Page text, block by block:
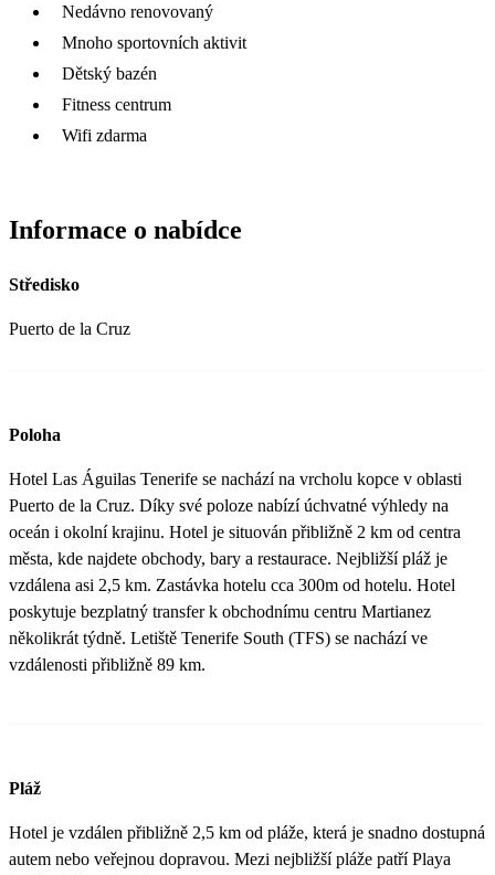
Nedávno renovovaný
Mnoho sportovních aktivit
Dětský bazén
Fitness centrum
Wifi zdarma
Informace o nabídce
Středisko
Puerto de la Cruz
Poloha
Hotel Las Águilas Tenerife se nachází na vrcholu kopce v oblasti
Puerto de la Cruz. Díky své poloze nabízí úchvatné výhledy na
oceán i okolní krajinu. Hotel je situován přibližně 2 km od centra
města, kde najdete obchody, bary a restaurace. Nejbližší pláž je
vzdálena asi 2,5 km. Zastávka hotelu cca 300m od hotelu. Hotel
poskytuje bezplatný transfer k obchodnímu centru Martianez
několikrát týdně. Letiště Tenerife South (TFS) se nachází ve
vzdálenosti přibližně 89 km.
Pláž
Hotel je vzdálen přibližně 2,5 km od pláže, která je snadno dostupná
autem nebo veřejnou dopravou. Mezi nejbližší pláže patří Playa